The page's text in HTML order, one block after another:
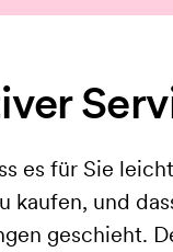
es für Sie
kaufen, und
geschieht.